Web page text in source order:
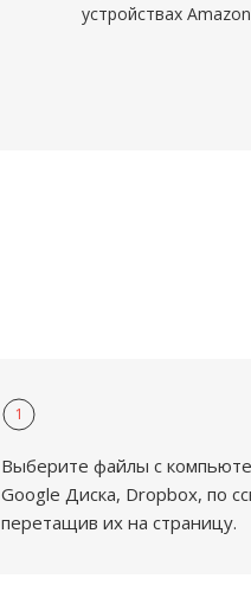
устройствах
1
Выберите файлы с
Google Диска, Dropbox, по
перетащив их на страницу.